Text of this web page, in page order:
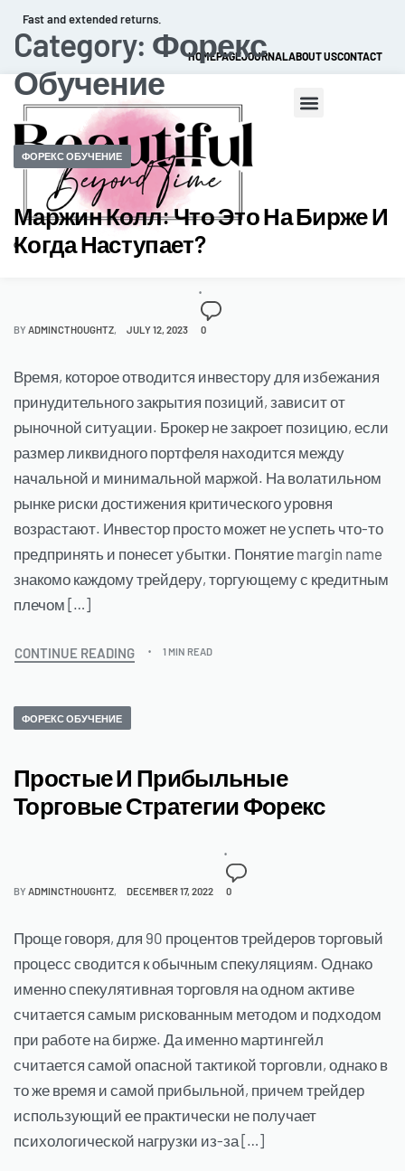
Fast and extended returns.
HOMEPAGEJOURNALABOUT USCONTACT
0
Category: Форекс
Обучение
ФОРЕКС ОБУЧЕНИЕ
Маржин Колл: Что Это На Бирже И
Когда Наступает?
BY ADMINCTHOUGHTZ JULY 12, 2023 0
Время, которое отводится инвестору для избежания
принудительного закрытия позиций, зависит от
рыночной ситуации. Брокер не закроет позицию, если
размер ликвидного портфеля находится между
начальной и минимальной маржой. На волатильном
рынке риски достижения критического уровня
возрастают. Инвестор просто может не успеть что-то
предпринять и понесет убытки. Понятие margin name
знакомо каждому трейдеру, торгующему с кредитным
плечом […]
CONTINUE READING 1 MIN READ
ФОРЕКС ОБУЧЕНИЕ
Простые И Прибыльные
Торговые Стратегии Форекс
BYADMINCTHOUGHTZ DECEMBER 17, 2022 0
Проще говоря, для 90 процентов трейдеров торговый
процесс сводится к обычным спекуляциям. Однако
именно спекулятивная торговля на одном активе
считается самым рискованным методом и подходом
при работе на бирже. Да именно мартингейл
считается самой опасной тактикой торговли, однако в
то же время и самой прибыльной, причем трейдер
использующий ее практически не получает
психологической нагрузки из-за […]